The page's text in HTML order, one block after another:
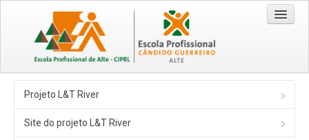
Cursos
Projeto L&T River
Site do projeto L&T River